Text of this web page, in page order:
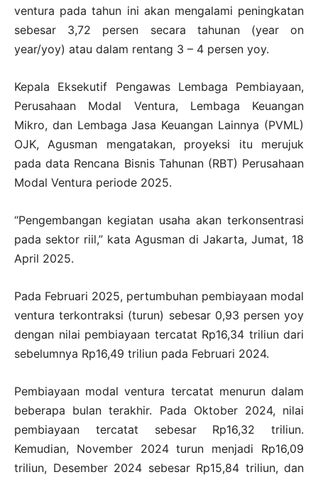
ventura pada tahun ini akan mengalami peningkatan
sebesar 3,72 persen secara tahunan (year on
year/yoy) atau dalam rentang 3 – 4 persen yoy.
Kepala Eksekutif Pengawas Lembaga Pembiayaan,
Perusahaan Modal Ventura, Lembaga Keuangan
Mikro, dan Lembaga Jasa Keuangan Lainnya (PVML)
OJK, Agusman mengatakan, proyeksi itu merujuk
pada data Rencana Bisnis Tahunan (RBT) Perusahaan
Modal Ventura periode 2025.
“Pengembangan kegiatan usaha akan terkonsentrasi
pada sektor riil,” kata Agusman di Jakarta, Jumat, 18
April 2025.
Pada Februari 2025, pertumbuhan pembiayaan modal
ventura terkontraksi (turun) sebesar 0,93 persen yoy
dengan nilai pembiayaan tercatat Rp16,34 triliun dari
sebelumnya Rp16,49 triliun pada Februari 2024.
Pembiayaan modal ventura tercatat menurun dalam
beberapa bulan terakhir. Pada Oktober 2024, nilai
pembiayaan tercatat sebesar Rp16,32 triliun.
Kemudian, November 2024 turun menjadi Rp16,09
triliun, Desember 2024 sebesar Rp15,84 triliun, dan